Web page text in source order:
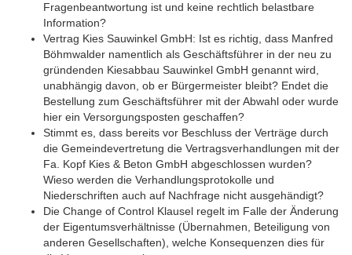
Fragenbeantwortung ist und keine rechtlich belastbare
Information?
Vertrag Kies Sauwinkel GmbH: Ist es richtig, dass Manfred
Böhmwalder namentlich als Geschäftsführer in der neu zu
gründenden Kiesabbau Sauwinkel GmbH genannt wird,
unabhängig davon, ob er Bürgermeister bleibt? Endet die
Bestellung zum Geschäftsführer mit der Abwahl oder wurde
hier ein Versorgungsposten geschaffen?
Stimmt es, dass bereits vor Beschluss der Verträge durch
die Gemeindevertretung die Vertragsverhandlungen mit der
Fa. Kopf Kies & Beton GmbH abgeschlossen wurden?
Wieso werden die Verhandlungsprotokolle und
Niederschriften auch auf Nachfrage nicht ausgehändigt?
Die Change of Control Klausel regelt im Falle der Änderung
der Eigentumsverhältnisse (Übernahmen, Beteiligung von
anderen Gesellschaften), welche Konsequenzen dies für